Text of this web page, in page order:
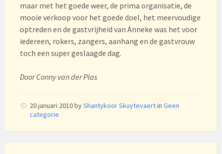
maar met het goede weer, de prima organisatie, de
mooie verkoop voor het goede doel, het meervoudige
optreden en de gastvrijheid van Anneke was het voor
iedereen, rokers, zangers, aanhang en de gastvrouw
toch een super geslaagde dag.
Door Conny van der Plas
20 januari 2010byShantykoor Skuytevaertin Geen
categorie